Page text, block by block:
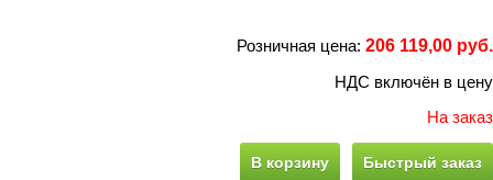
Розничная цена: 206 119,00 руб.
НДС включён в цену
На заказ
В корзину Быстрый заказ